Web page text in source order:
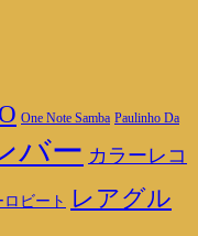
One Note Samba Paulinho Da
バー カラーレコ
ロビート
レアグル